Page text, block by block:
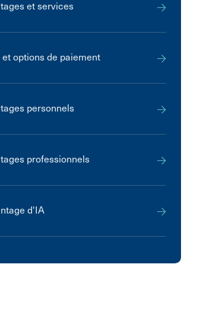
et services
et options de paiement
personnels
professionnels
d'IA